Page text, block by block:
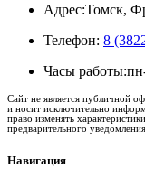
Адрес:Томск,
Телефон: 8
Часы работы:
Сайт не является публичной
и носит исключительно
право изменять
предварительного
Навигация